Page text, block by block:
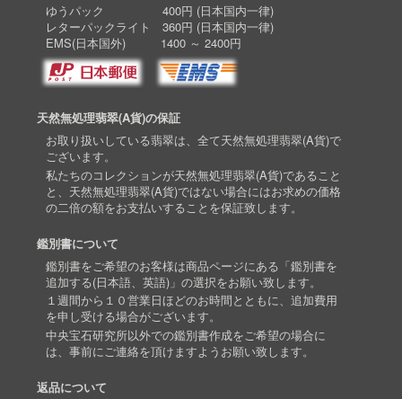
ゆうパック 400円 (日本国内一律)
レターパックライト 360円 (日本国内一律)
EMS(日本国外) 1400 ～ 2400円
天然無処理翡翠(A貨)の保証
お取り扱いしている翡翠は、全て天然無処理翡翠(A貨)で
ございます。
私たちのコレクションが天然無処理翡翠(A貨)であること
と、天然無処理翡翠(A貨)ではない場合にはお求めの価格
の二倍の額をお支払いすることを保証致します。
鑑別書について
鑑別書をご希望のお客様は商品ページにある「鑑別書を
追加する(日本語、英語)」の選択をお願い致します。
１週間から１０営業日ほどのお時間とともに、追加費用
を申し受ける場合がございます。
中央宝石研究所以外での鑑別書作成をご希望の場合に
は、事前にご連絡を頂けますようお願い致します。
返品について